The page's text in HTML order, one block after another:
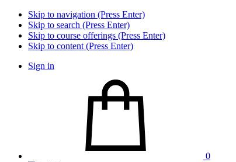
Skip to navigation (Press Enter)
Skip to search (Press Enter)
Skip to course offerings (Press Enter)
Skip to content (Press Enter)
Sign in
0